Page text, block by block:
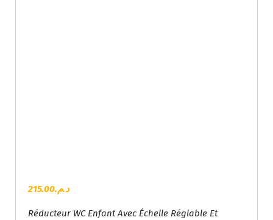
د.م.215.00
Réducteur WC Enfant Avec Échelle Réglable Et